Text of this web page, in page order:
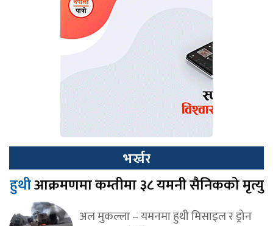
भर्खर
हुथीआक्रमणमा कम्तीमा ३८ यमनी सैनिकको मृत्यु
अल मुकल्ला – यमनमा हुथी मिसाइल र ड्रोन